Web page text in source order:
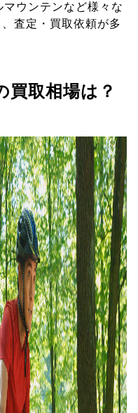
ウンテンなど様々な
査定・買取依頼が多
買取相場は？